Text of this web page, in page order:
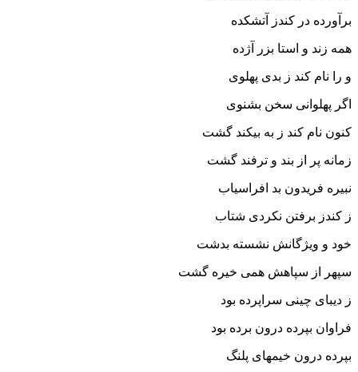
برآورده در کندز آتشکده
همه زند و استا بزر آژده‏
و را نام کند ز بدى پهلوى
اگر پهلوانى سخن بشنوى‏
کنون نام کند ز به بیکند گشت
زمانه پر از بند و ترفند گشت‏
نبیره فریدون بد افراسیاب
ز کندز برفتن نکردى شتاب‏
خود و ویژگانش نشسته بدشت
سپهر از سپاهش همى خیره گشت‏
ز دیباى چینى سراپرده بود
فراوان بپرده درون برده بود
بپرده درون خیمهاى پلنگ